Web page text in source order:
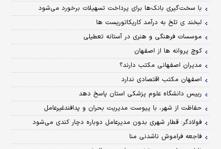
با سخت‌گیری بانک‌ها برای پرداخت تسهیلات برخورد می‌شود
لبخند ی تلخ به درآمد کاریکاتوریست ها
موسسات فرهنگی و هنری در آستانه تعطیلی
کوچ پروانه ها از اصفهان
مدیران اصفهانی مکتب دارند؟
اصفهان مکتب اقتصادی ندارد
رییس دانشگاه علوم پزشکی استان پاسخ دهد
حفاظت از شهر، با پیوست مدیریت بحران و پدافندغیرعامل
فولادگر: قطار شهری بدون مدیرعامل دوباره دچار کندی می‌شود
فاجعه فراموش ناشدنی منا